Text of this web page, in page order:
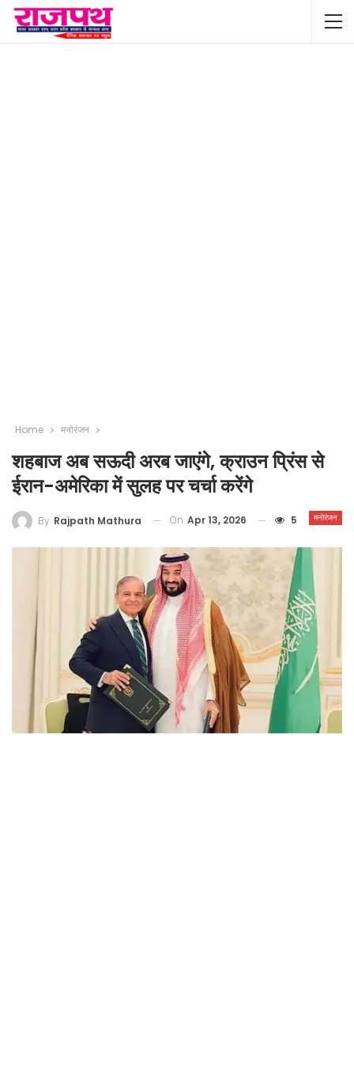
Home मनोरंजन
शहबाज अब सऊदी अरब जाएंगे, क्राउन प्रिंस से
ईरान-अमेरिका में सुलह पर चर्चा करेंगे
मनोरंजन
By Rajpath Mathura On Apr 13, 2026 5